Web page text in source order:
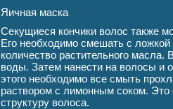
Яичная маска
Секущиеся кончики волос также
Его необходимо смешать с
количество растительного масла.
воды. Затем нанести на волосы и
этого необходимо все смыть
раствором с лимонным соком. Это
структуру волоса.